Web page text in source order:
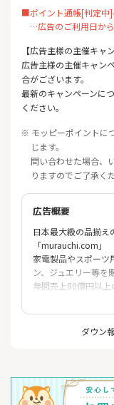
■ポイント通帳[判定中
…広告のご利用日から
【広告主様の主催キャ
広告主様の主催キャン
合がございます。
最新のキャンペーンに
ください。
※ モッピーポイントに
じます。
問い合わせた場合、
りますのでご了承く
広告概要
日本最大級の品揃え
「murauchi.com」
家電製品やスポーツ
ン、ジュエリー等を
年間売上80億円以
ダウン